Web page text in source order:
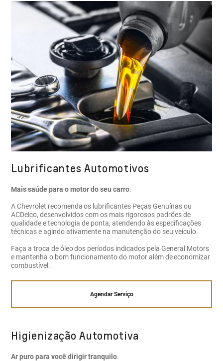
Lubrificantes Automotivos
Mais saúde para o motor do seu carro.
A Chevrolet recomenda os lubrificantes Peças Genuínas ou
ACDelco, desenvolvidos com os mais rigorosos padrões de
qualidade e tecnologia de ponta, atendendo às especificações
técnicas e agindo ativamente na manutenção do seu veículo.
Faça a troca de óleo dos períodos indicados pela General Motors
e mantenha o bom funcionamento do motor além de economizar
combustível.
Agendar Serviço
Higienização Automotiva
Ar puro para você dirigir tranquilo.